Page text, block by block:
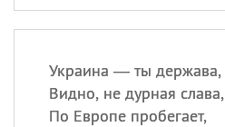
Украина — ты держава,
Видно, не дурная слава,
По Европе пробегает,